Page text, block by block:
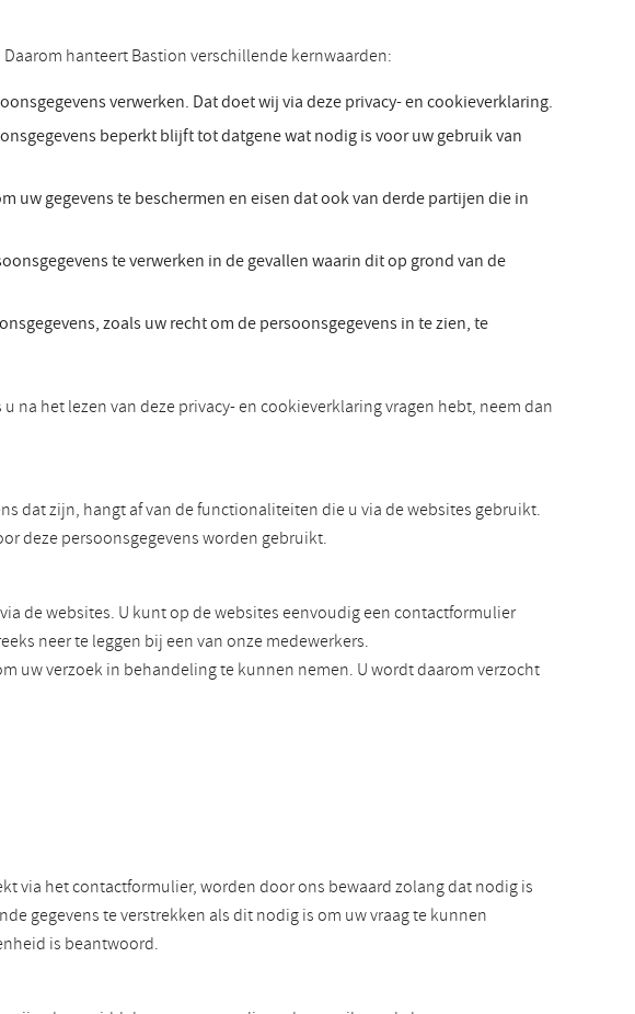
hanteert Bastion verschillende kernwaarden:
verwerken. Dat doet wij via deze privacy- en cookieverklaring.
beperkt blijft tot datgene wat nodig is voor uw gebruik van
uw gegevens te beschermen en eisen dat ook van derde partijen die in
te verwerken in de gevallen waarin dit op grond van de
zoals uw recht om de persoonsgegevens in te zien, te
het lezen van deze privacy- en cookieverklaring vragen hebt, neem dan
dat zijn, hangt af van de functionaliteiten die u via de websites gebruikt.
deze persoonsgegevens worden gebruikt.
de websites. U kunt op de websites eenvoudig een contactformulier
neer te leggen bij een van onze medewerkers.
uw verzoek in behandeling te kunnen nemen. U wordt daarom verzocht
via het contactformulier, worden door ons bewaard zolang dat nodig is
gegevens te verstrekken als dit nodig is om uw vraag te kunnen
is beantwoord.